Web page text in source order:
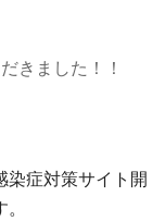
きました！！
染症対策サイト開